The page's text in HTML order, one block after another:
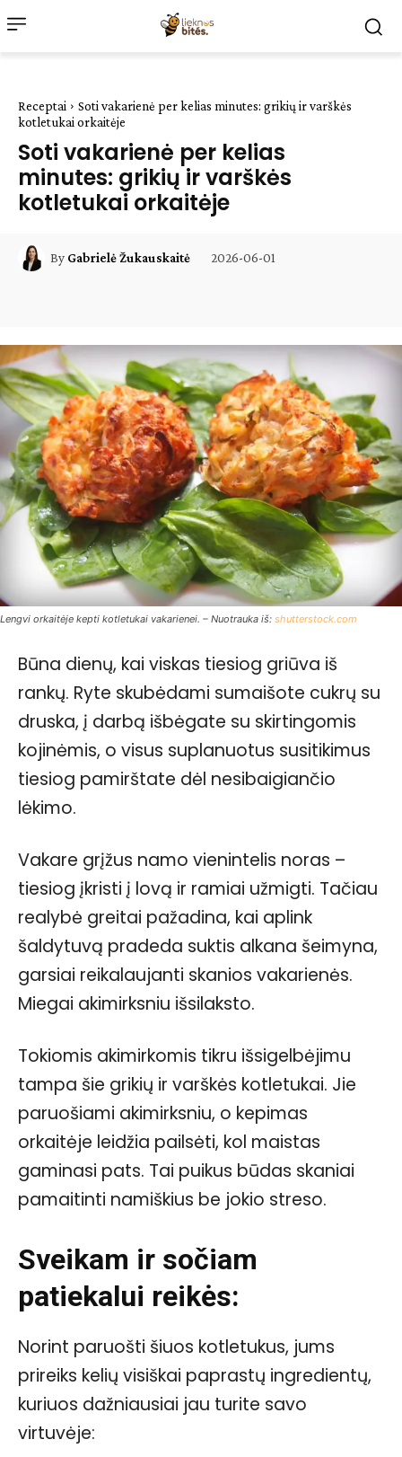
Receptai
Soti vakarienė per kelias minutes: grikių ir varškės
kotletukai orkaitėje
Soti vakarienė per kelias
minutes: grikių ir varškės
kotletukai orkaitėje
By Gabrielė Žukauskaitė 2026-06-01
Lengvi orkaitėje kepti kotletukai vakarienei. – Nuotrauka iš: shutterstock.com
Būna dienų, kai viskas tiesiog griūva iš
rankų. Ryte skubėdami sumaišote cukrų su
druska, į darbą išbėgate su skirtingomis
kojinėmis, o visus suplanuotus susitikimus
tiesiog pamirštate dėl nesibaigiančio
lėkimo.
Vakare grįžus namo vienintelis noras –
tiesiog įkristi į lovą ir ramiai užmigti. Tačiau
realybė greitai pažadina, kai aplink
šaldytuvą pradeda suktis alkana šeimyna,
garsiai reikalaujanti skanios vakarienės.
Miegai akimirksniu išsilaksto.
Tokiomis akimirkomis tikru išsigelbėjimu
tampa šie grikių ir varškės kotletukai. Jie
paruošiami akimirksniu, o kepimas
orkaitėje leidžia pailsėti, kol maistas
gaminasi pats. Tai puikus būdas skaniai
pamaitinti namiškius be jokio streso.
Sveikam ir sočiam
patiekalui reikės:
Norint paruošti šiuos kotletukus, jums
prireiks kelių visiškai paprastų ingredientų,
kuriuos dažniausiai jau turite savo
virtuvėje: